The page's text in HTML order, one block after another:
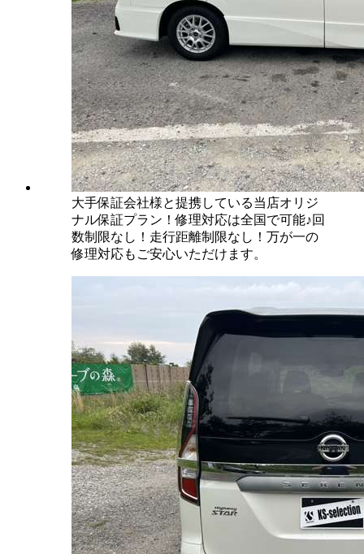
大手保証会社様と提携している当店オリジ
ナル保証プラン！修理対応は全国で可能♪回
数制限なし！走行距離制限なし！万が一の
修理対応もご安心いただけます。